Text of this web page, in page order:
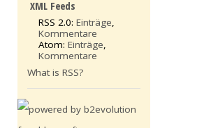
XML Feeds
RSS 2.0:Einträge,
Kommentare
Atom:Einträge,
Kommentare
What is RSS?